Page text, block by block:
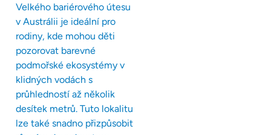
Velkého bariérového útesu
v Austrálii je ideální pro
rodiny, kde mohou děti
pozorovat barevné
podmořské ekosystémy v
klidných vodách s
průhledností až několik
desítek metrů. Tuto lokalitu
lze také snadno přizpůsobit